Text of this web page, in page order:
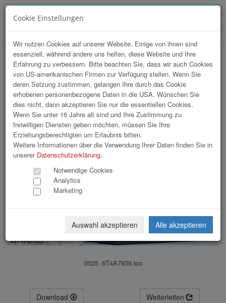
StartUp Sport / Charity Gourmet Abend
mit Johann Lafer
0025_6T4A7939.jpg
Download Weiterleiten
Cookie Einstellungen
Wir nutzen Cookies auf unserer Website. Einige von ihnen sind
essenziell, während andere uns helfen, diese Website und Ihre
Erfahrung zu verbessern. Bitte beachten Sie, dass wir auch Cookies
von US-amerikanischen Firmen zur Verfügung stellen. Wenn Sie
deren Setzung zustimmen, gelangen Ihre durch das Cookie
erhobenen personenbezogene Daten in die USA. Wünschen Sie
dies nicht, dann akzeptieren Sie nur die essentiellen Cookies.
Wenn Sie unter 16 Jahre alt sind und Ihre Zustimmung zu
freiwilligen Diensten geben möchten, müssen Sie Ihre
Erziehungsberechtigten um Erlaubnis bitten.
Weitere Informationen über die Verwendung Ihrer Daten finden Sie in
unserer Datenschutzerklärung.
Notwendige Cookies
Analytics
Marketing
Auswahl akzeptieren Alle akzeptieren